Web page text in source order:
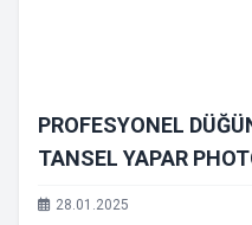
PROFESYONEL
TANSEL YAPAR
28.01.2025